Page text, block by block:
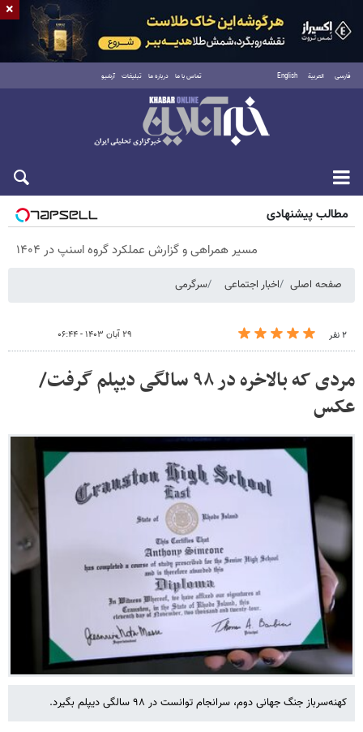
فارسی العربية English تماس با ما درباره ما تبلیغات آرشیو
پنجشنبه ۱۵ مرداد ۱۴۰۵
مطالب پیشنهادی
مسیر همراهی و گزارش عملکرد گروه اسنپ در ۱۴۰۴
صفحه اصلی اخبار اجتماعی سرگرمی
۲ نفر ۲۹ آبان ۱۴۰۳ - ۰۶:۴۴
مردی که بالاخره در ۹۸ سالگی دیپلم گرفت/
عکس
کهنه‌سرباز جنگ جهانی دوم، سرانجام توانست در ۹۸ سالگی دیپلم بگیرد.
×